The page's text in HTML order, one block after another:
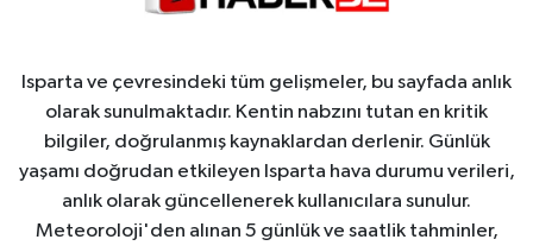
Isparta ve çevresindeki tüm gelişmeler, bu sayfada anlık
olarak sunulmaktadır. Kentin nabzını tutan en kritik
bilgiler, doğrulanmış kaynaklardan derlenir. Günlük
yaşamı doğrudan etkileyen Isparta hava durumu verileri,
anlık olarak güncellenerek kullanıcılara sunulur.
Meteoroloji'den alınan 5 günlük ve saatlik tahminler,